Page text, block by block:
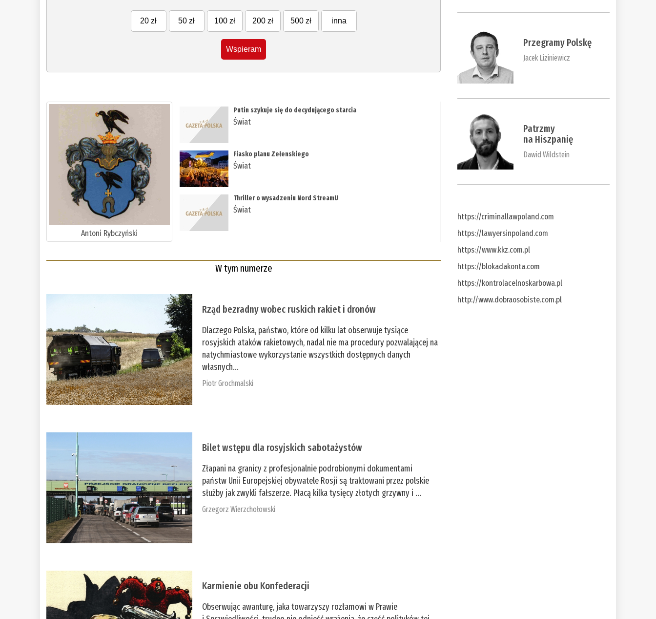
20 zł 50 zł 100 zł 200 zł 500 zł inna
Wspieram
Antoni Rybczyński
Putin szykuje się do decydującego starcia
Świat
Fiasko planu Zełenskiego
Świat
Thriller o wysadzeniu Nord StreamU
Świat
W tym numerze
Rząd bezradny wobec ruskich rakiet i dronów
Dlaczego Polska, państwo, które od kilku lat obserwuje tysiące
rosyjskich ataków rakietowych, nadal nie ma procedury pozwalającej na
natychmiastowe wykorzystanie wszystkich dostępnych danych
własnych...
Piotr Grochmalski
Bilet wstępu dla rosyjskich sabotażystów
Złapani na granicy z profesjonalnie podrobionymi dokumentami
państw Unii Europejskiej obywatele Rosji są traktowani przez polskie
służby jak zwykli fałszerze. Płacą kilka tysięcy złotych grzywny i ...
Grzegorz Wierzchołowski
Karmienie obu Konfederacji
Obserwując awanturę, jaka towarzyszy rozłamowi w Prawie
Przegramy Polskę
Jacek Liziniewicz
Patrzmy
na Hiszpanię
Dawid Wildstein
https://criminallawpoland.com
https://lawyersinpoland.com
https://www.kkz.com.pl
https://blokadakonta.com
https://kontrolacelnoskarbowa.pl
http://www.dobraosobiste.com.pl